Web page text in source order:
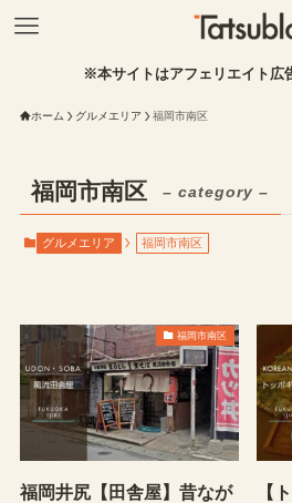
※本サイトはアフェリエイト広
ホーム グルメエリア 福岡市南区
福岡市南区 – category –
グルメエリア 福岡市南区
福岡市南区
福岡井尻【田舎屋】昔なが
【